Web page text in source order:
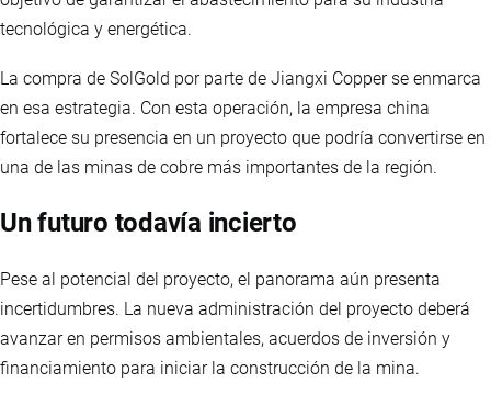
tecnológica y energética.
La compra de SolGold por parte de Jiangxi Copper se enmarca
en esa estrategia. Con esta operación, la empresa china
fortalece su presencia en un proyecto que podría convertirse en
una de las minas de cobre más importantes de la región.
Un futuro todavía incierto
Pese al potencial del proyecto, el panorama aún presenta
incertidumbres. La nueva administración del proyecto deberá
avanzar en permisos ambientales, acuerdos de inversión y
financiamiento para iniciar la construcción de la mina.